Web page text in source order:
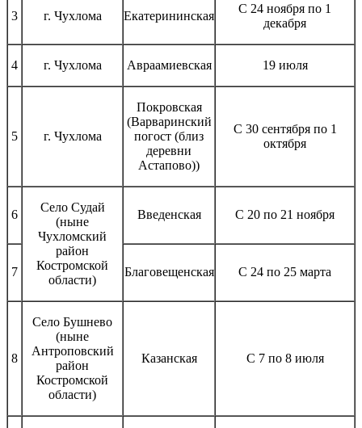
3 г. Чухлома Екатерининская
С 24 ноября по 1
декабря
4 г. Чухлома Авраамиевская 19 июля
5 г. Чухлома
Покровская
(Варваринский
погост (близ
деревни
Астапово))
С 30 сентября по 1
октября
6
Село Судай
(ныне
Чухломский
район
Костромской
области)
Введенская С 20 по 21 ноября
7 Благовещенская С 24 по 25 марта
8
Село Бушнево
(ныне
Антроповский
район
Костромской
области)
Казанская С 7 по 8 июля